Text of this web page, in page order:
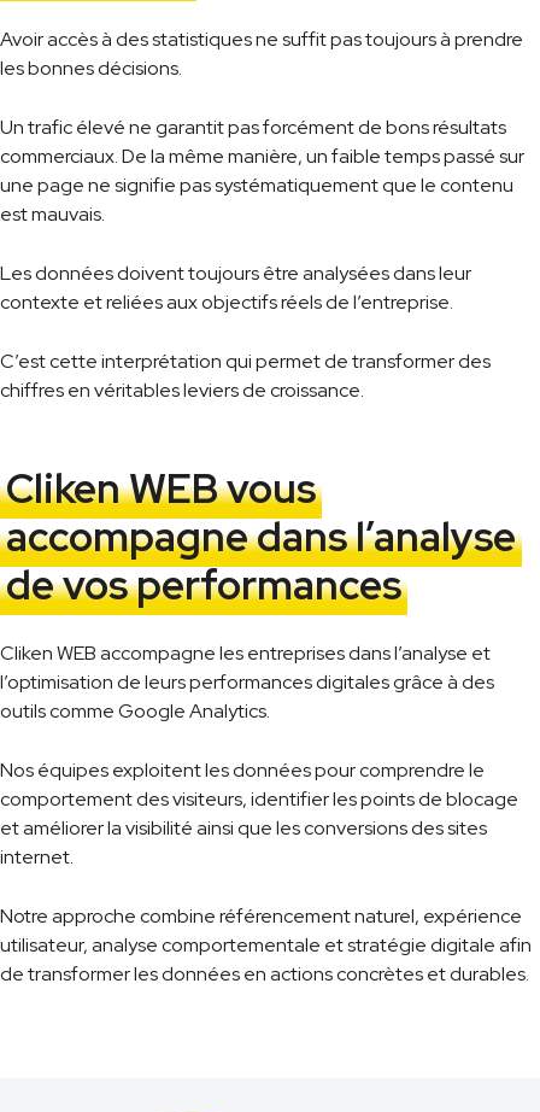
Avoir accès à des statistiques ne suffit pas toujours à prendre
les bonnes décisions.
Un trafic élevé ne garantit pas forcément de bons résultats
commerciaux. De la même manière, un faible temps passé sur
une page ne signifie pas systématiquement que le contenu
est mauvais.
Les données doivent toujours être analysées dans leur
contexte et reliées aux objectifs réels de l’entreprise.
C’est cette interprétation qui permet de transformer des
chiffres en véritables leviers de croissance.
Cliken WEB vous
accompagne dans l’analyse
de vos performances
Cliken WEB accompagne les entreprises dans l’analyse et
l’optimisation de leurs performances digitales grâce à des
outils comme Google Analytics.
Nos équipes exploitent les données pour comprendre le
comportement des visiteurs, identifier les points de blocage
et améliorer la visibilité ainsi que les conversions des sites
internet.
Notre approche combine référencement naturel, expérience
utilisateur, analyse comportementale et stratégie digitale afin
de transformer les données en actions concrètes et durables.